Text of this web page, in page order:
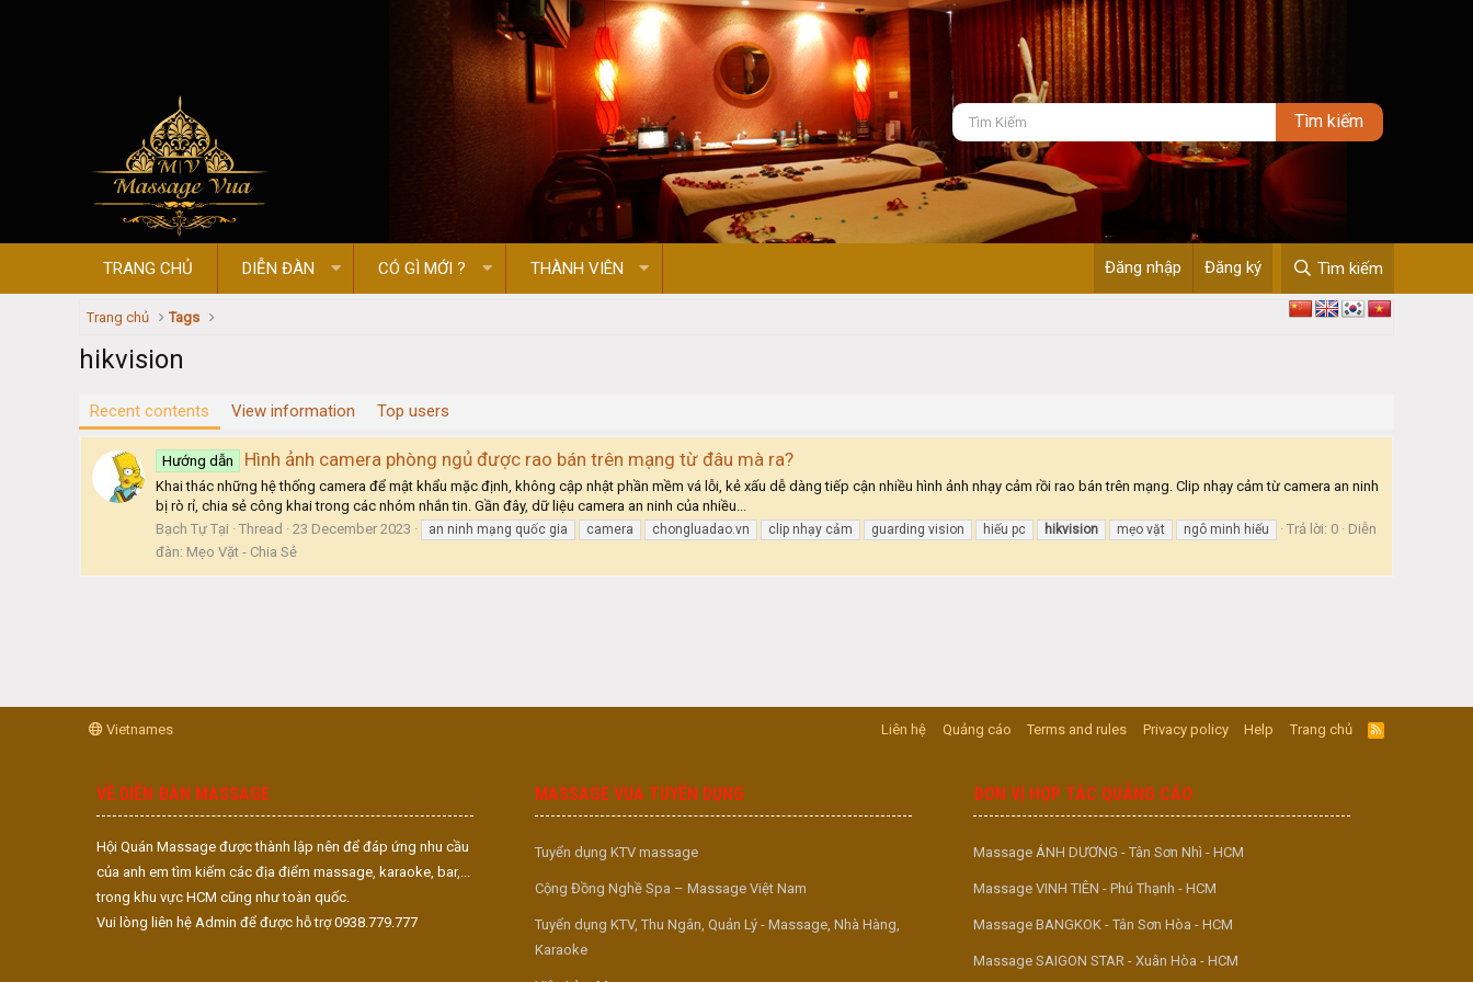
TRANG CHỦ DIỄN ĐÀN CÓ GÌ MỚI ? THÀNH VIÊN Đăng nhập Đăng ký Tìm kiếm
Trang chủ Tags
hikvision
Recent contents View information Top users
Hướng dẫn Hình ảnh camera phòng ngủ được rao bán trên mạng từ đâu mà ra?
Khai thác những hệ thống camera để mật khẩu mặc định, không cập nhật phần mềm vá lỗi, kẻ xấu dễ dàng tiếp cận nhiều hình ảnh nhạy cảm rồi rao bán trên mạng. Clip nhạy cảm từ camera an ninh
bị rò rỉ, chia sẻ công khai trong các nhóm nhắn tin. Gần đây, dữ liệu camera an ninh của nhiều...
Bạch Tự Tại
Thread 23 December 2023 an ninh mạng quốc gia camera chongluadao.vn clip nhạy cảm guarding vision hiếu pc hikvision mẹo vặt ngô minh hiếu Trả lời: 0
Diễn
đàn: Mẹo Vặt - Chia Sẻ
Vietnames Liên hệ Quảng cáo Terms and rules Privacy policy Help Trang chủ
R
S
VỀ DIỄN ĐÀN MASSAGE
Hội Quán Massage được thành lập nên để đáp ứng nhu cầu
của anh em tìm kiếm các địa điểm massage, karaoke, bar,...
trong khu vực HCM cũng như toàn quốc.
Vui lòng liên hệ Admin để được hỗ trợ 0938.779.777
MASSAGE VUA TUYỂN DỤNG
Tuyển dụng KTV massage
Cộng Đồng Nghề Spa – Massage Việt Nam
Tuyển dụng KTV, Thu Ngân, Quản Lý - Massage, Nhà Hàng,
Karaoke
ĐƠN VỊ HỢP TÁC QUẢNG CÁO
Massage ÁNH DƯƠNG - Tân Sơn Nhì - HCM
Massage VINH TIÊN - Phú Thạnh - HCM
Massage BANGKOK - Tân Sơn Hòa - HCM
Massage SAIGON STAR - Xuân Hòa - HCM